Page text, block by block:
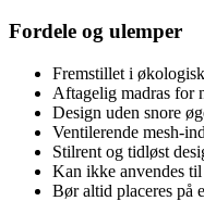
Fordele og ulemper
Fremstillet i
Aftagelig madras for
Design uden snore
Ventilerende mesh-
Stilrent og tidløst
Kan ikke anvendes
Bør altid placeres på